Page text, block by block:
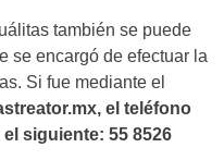
también se puede
se encargó de efectuar la
Si fue mediante el
el teléfono
siguiente: 55 8526